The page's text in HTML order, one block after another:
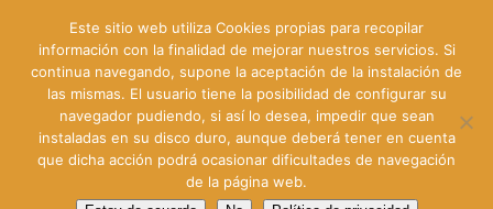
Este sitio web utiliza Cookies propias para recopilar
información con la finalidad de mejorar nuestros servicios. Si
continua navegando, supone la aceptación de la instalación de
las mismas. El usuario tiene la posibilidad de configurar su
navegador pudiendo, si así lo desea, impedir que sean
instaladas en su disco duro, aunque deberá tener en cuenta
que dicha acción podrá ocasionar dificultades de navegación
de la página web.